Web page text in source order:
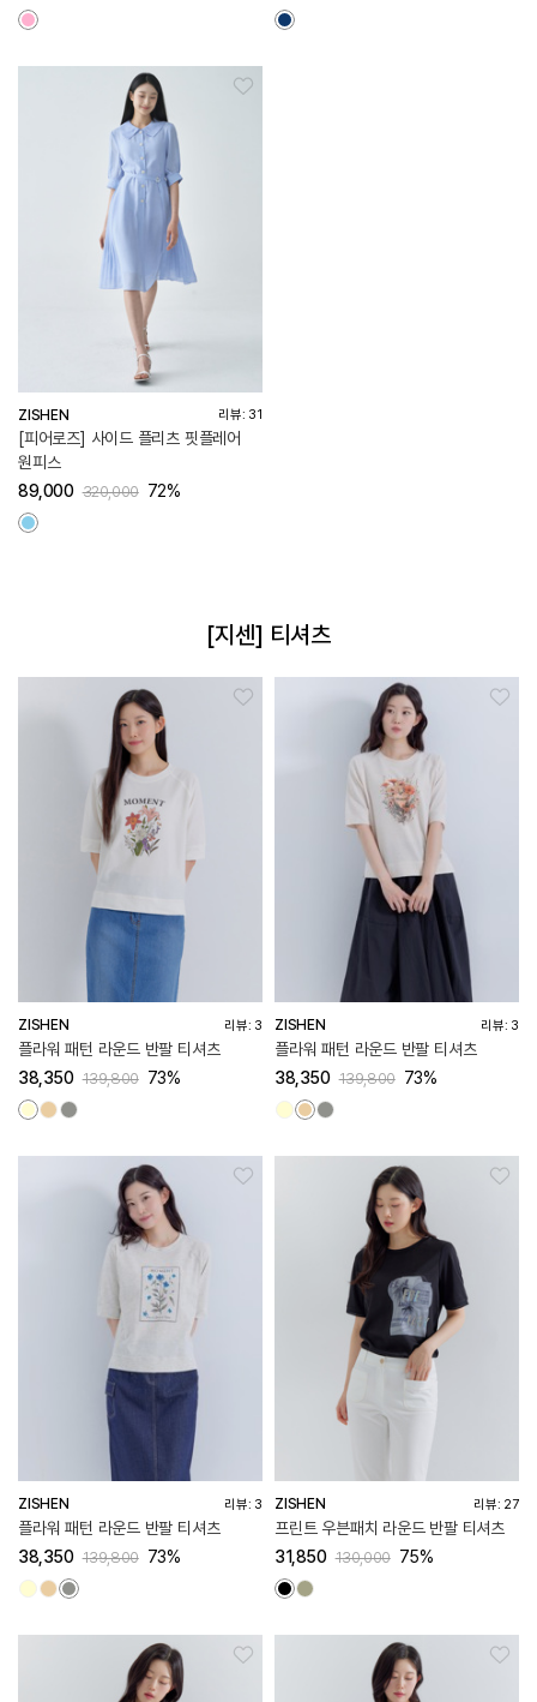
ZISHEN 리뷰: 31
[피어로즈] 사이드 플리츠 핏플레어
원피스
320,000
89,000 72%
[지센] 티셔츠
ZISHEN 리뷰: 3
플라워 패턴 라운드 반팔 티셔츠
139,800
38,350 73%
ZISHEN 리뷰: 3
플라워 패턴 라운드 반팔 티셔츠
139,800
38,350 73%
ZISHEN 리뷰: 3
플라워 패턴 라운드 반팔 티셔츠
139,800
38,350 73%
ZISHEN 리뷰: 27
프린트 우븐패치 라운드 반팔 티셔츠
130,000
31,850 75%